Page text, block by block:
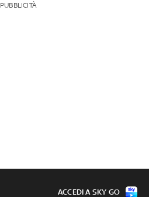
PUBBLICITÀ
ACCEDI A SKY GO